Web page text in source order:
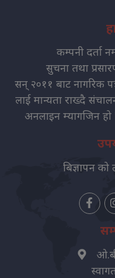
कम्पनी दर्ता
सुचना तथा
सन् २०११ बाट नागरिक
लाई मान्यता राख्दै
अनलाइन म्यागजिन
बिज्ञापन को